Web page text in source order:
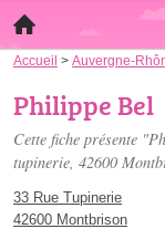
Accueil > Auvergne-
Philippe Bel
Cette fiche présente
tupinerie, 42600
33 Rue Tupinerie
42600 Montbrison